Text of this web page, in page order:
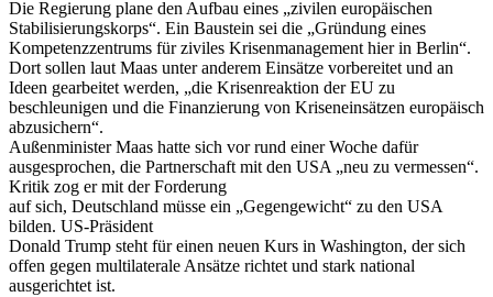
Die Regierung plane den Aufbau eines „zivilen europäischen
Stabilisierungskorps“. Ein Baustein sei die „Gründung eines
Kompetenzzentrums für ziviles Krisenmanagement hier in Berlin“.
Dort sollen laut Maas unter anderem Einsätze vorbereitet und an
Ideen gearbeitet werden, „die Krisenreaktion der EU zu
beschleunigen und die Finanzierung von Kriseneinsätzen europäisch
abzusichern“.
Außenminister Maas hatte sich vor rund einer Woche dafür
ausgesprochen, die Partnerschaft mit den USA „neu zu vermessen“.
Kritik zog er mit der Forderung
auf sich, Deutschland müsse ein „Gegengewicht“ zu den USA
bilden. US-Präsident
Donald Trump steht für einen neuen Kurs in Washington, der sich
offen gegen multilaterale Ansätze richtet und stark national
ausgerichtet ist.